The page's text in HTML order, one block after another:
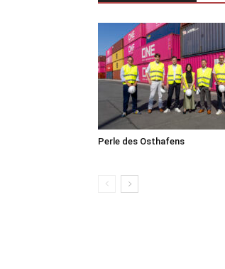
Perle des Osthafens